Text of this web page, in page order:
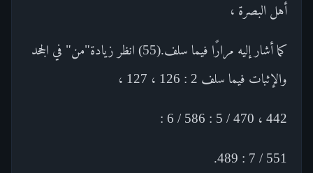
أهل البصرة ،
كما أشار إليه مرارًا فيما سلف.(55) انظر زيادة"من" في الجحد
والإثبات فيما سلف 2 : 126 ، 127 ،
442 ، 470 / 5 : 586 / 6 :
551 / 7 : 489.